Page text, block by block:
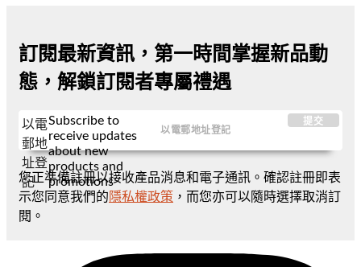
訂閱最新資訊，第一時間掌握新品動
態，解鎖訂閱者專屬禮遇
以電
郵地
址登
記
Subscribe to
receive updates
about new
products and
promotions
提交
您正準備註冊以接收產品消息和電子通訊。確認註冊即表
示您同意我們的 隱私權政策 ，而您亦可以隨時選擇取消訂
閱。